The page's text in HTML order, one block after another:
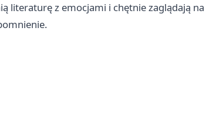
literaturę z emocjami i chętnie zaglądają na